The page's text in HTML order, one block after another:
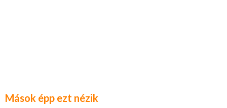
Mások épp ezt nézik